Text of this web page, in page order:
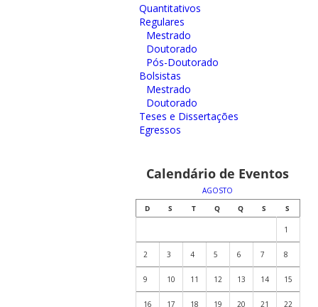
Quantitativos
Regulares
Mestrado
Doutorado
Pós-Doutorado
Bolsistas
Mestrado
Doutorado
Teses e Dissertações
Egressos
Calendário de Eventos
AGOSTO
D
S T Q Q S S
1
2 3 4 5 6 7 8
9 10 11 12 13 14 15
16 17 18 19 20 21 22